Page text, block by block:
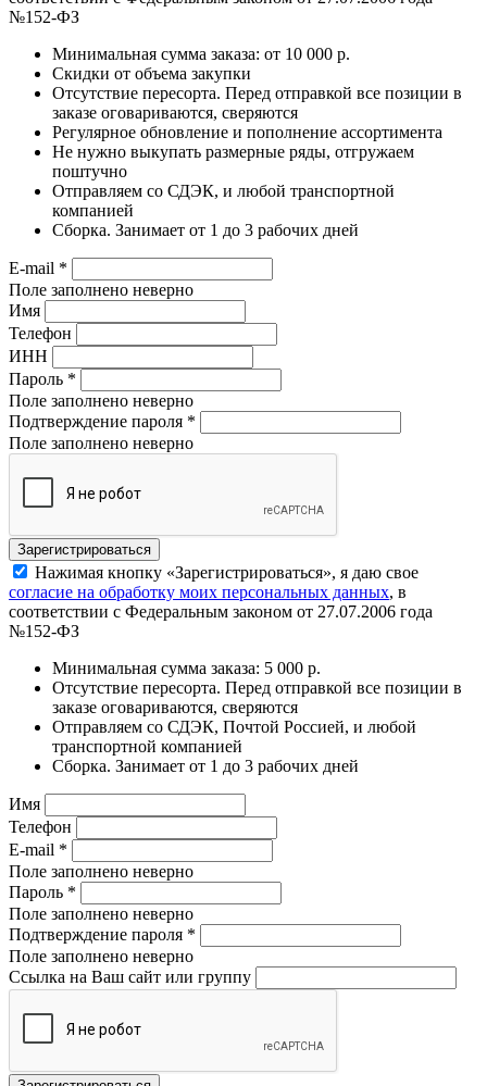
№152-ФЗ
Минимальная сумма заказа: от 10 000 р.
Скидки от объема закупки
Отсутствие пересорта. Перед отправкой все позиции в
заказе оговариваются, сверяются
Регулярное обновление и пополнение ассортимента
Не нужно выкупать размерные ряды, отгружаем
поштучно
Отправляем со СДЭК, и любой транспортной
компанией
Сборка. Занимает от 1 до 3 рабочих дней
E-mail *
Поле заполнено неверно
Имя
Телефон
ИНН
Пароль *
Поле заполнено неверно
Подтверждение пароля *
Поле заполнено неверно
Нажимая кнопку «Зарегистрироваться», я даю свое
согласие на обработку моих персональных данных, в
соответствии с Федеральным законом от 27.07.2006 года
№152-ФЗ
Минимальная сумма заказа: 5 000 р.
Отсутствие пересорта. Перед отправкой все позиции в
заказе оговариваются, сверяются
Отправляем со СДЭК, Почтой Россией, и любой
транспортной компанией
Сборка. Занимает от 1 до 3 рабочих дней
Имя
Телефон
E-mail *
Поле заполнено неверно
Пароль *
Поле заполнено неверно
Подтверждение пароля *
Поле заполнено неверно
Ссылка на Ваш сайт или группу